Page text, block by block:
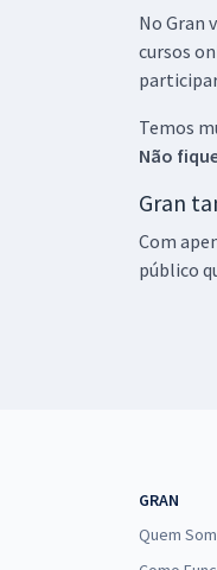
No Gran
cursos
Temos
Não
Gran
Com
público
GRAN
Quem